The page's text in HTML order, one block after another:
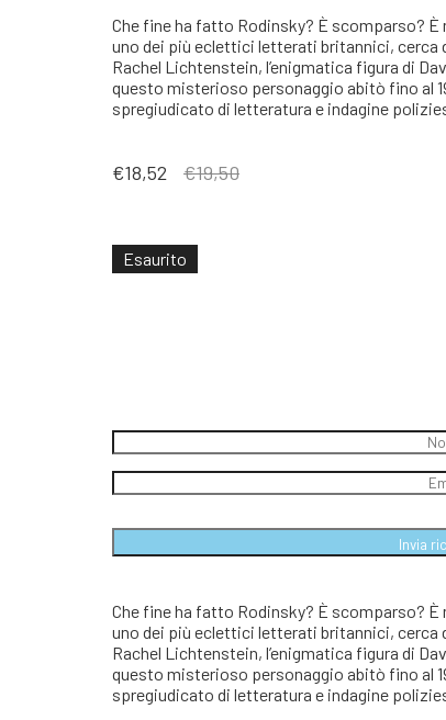
Che fine ha fatto Rodinsky? È scomparso?
uno dei più eclettici letterati britannici, cerca
Rachel Lichtenstein, l’enigmatica figura di
questo misterioso personaggio abitò fino al
spregiudicato di letteratura e indagine
€19,50Il
€18,52
Il
Esaurito
Che fine ha fatto Rodinsky? È scomparso?
uno dei più eclettici letterati britannici, cerca
Rachel Lichtenstein, l’enigmatica figura di
questo misterioso personaggio abitò fino al
spregiudicato di letteratura e indagine